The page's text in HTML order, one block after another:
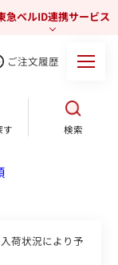
急ベルID連携サービス
ご注文履歴
す 検索
荷状況により予